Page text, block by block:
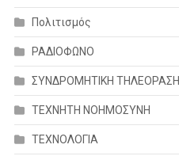
Πολιτισμός
ΡΑΔΙΟΦΩΝΟ
ΣΥΝΔΡΟΜΗΤΙΚΗ ΤΗΛΕΟΡΑΣΗ
ΤΕΧΝΗΤΗ ΝΟΗΜΟΣΥΝΗ
ΤΕΧΝΟΛΟΓΙΑ